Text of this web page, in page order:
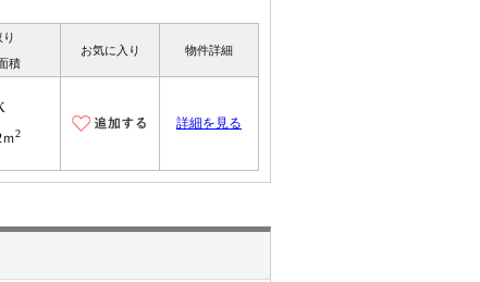
り
積
お気に入り 物件詳細
ｍ2
詳細を見る